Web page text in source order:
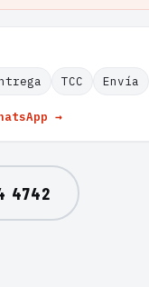
TCC Envía
→
4742